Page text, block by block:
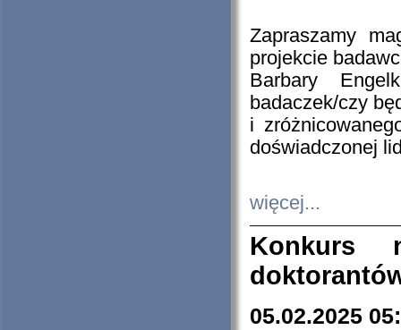
Zapraszamy
projekcie
Barbary
badaczek/czy
i
doświadczonej
więcej...
Konkurs
05.02.2025